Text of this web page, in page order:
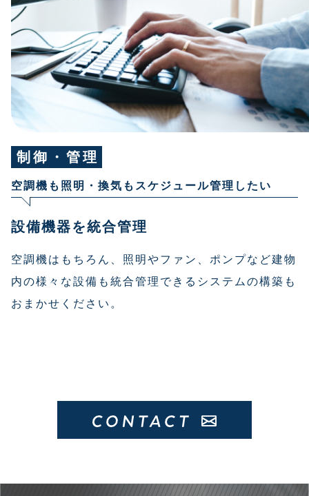
制御・管理
空調機も照明・換気もスケジュール管理したい
設備機器を統合管理
空調機はもちろん、照明やファン、ポンプなど建物
内の様々な設備も統合管理できるシステムの構築も
おまかせください。